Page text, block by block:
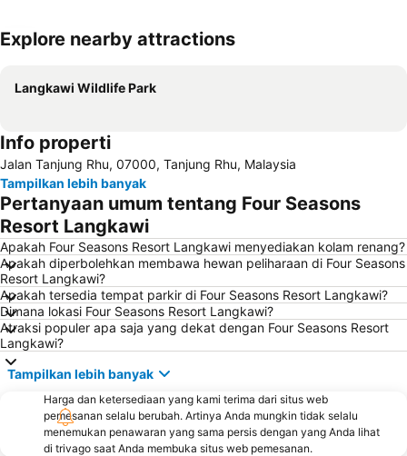
Explore nearby attractions
Langkawi Wildlife Park
Info properti
Jalan Tanjung Rhu, 07000, Tanjung Rhu, Malaysia
Tampilkan lebih banyak
Pertanyaan umum tentang Four Seasons
Resort Langkawi
Apakah Four Seasons Resort Langkawi menyediakan kolam renang?
Apakah diperbolehkan membawa hewan peliharaan di Four Seasons
Resort Langkawi?
Apakah tersedia tempat parkir di Four Seasons Resort Langkawi?
Dimana lokasi Four Seasons Resort Langkawi?
Atraksi populer apa saja yang dekat dengan Four Seasons Resort
Langkawi?
Tampilkan lebih banyak
Harga dan ketersediaan yang kami terima dari situs web
pemesanan selalu berubah. Artinya Anda mungkin tidak selalu
menemukan penawaran yang sama persis dengan yang Anda lihat
di trivago saat Anda membuka situs web pemesanan.